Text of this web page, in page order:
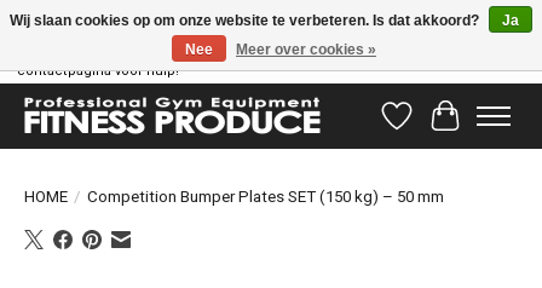
Vragen hebben? Ons supportteam staat klaar om u te helpen! Bezoek onze
contactpagina voor hulp!
Verlanglijst
HOME / Competition Bumper Plates SET (150 kg) – 50 mm
Wij slaan cookies op om onze website te verbeteren. Is dat akkoord?
Ja
Nee
Meer over cookies »